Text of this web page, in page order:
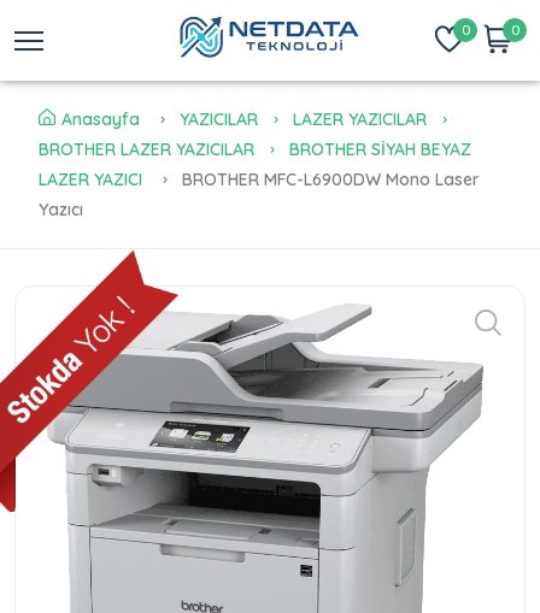
0 0
Anasayfa YAZICILAR
LAZER YAZICILAR
BROTHER LAZER YAZICILAR
BROTHER SİYAH BEYAZ
LAZER YAZICI
BROTHER MFC-L6900DW Mono Laser
Yazıcı